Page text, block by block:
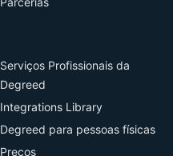
Serviços Profissionais da
Degreed
Integrations Library
Degreed para pessoas físicas
Preços